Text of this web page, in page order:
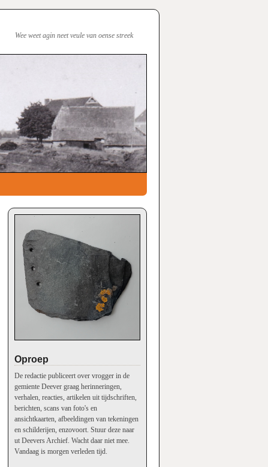
Wee weet agin neet veule van oense streek
Oproep
De redactie publiceert over vrogger in de
gemiente Deever graag herinneringen,
verhalen, reacties, artikelen uit tijdschriften,
berichten, scans van foto's en
ansichtkaarten, afbeeldingen van tekeningen
en schilderijen, enzovoort. Stuur deze naar
ut Deevers Archief. Wacht daar niet mee.
Vandaag is morgen verleden tijd.